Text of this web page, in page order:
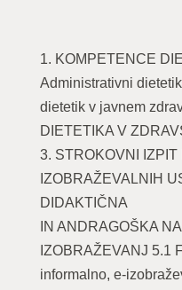
1. KOMPETENCE
Administrativni
dietetik v javnem
DIETETIKA V
3. STROKOVNI
IZOBRAŽEVALNIH
DIDAKTIČNA
IN ANDRAGOŠKA
IZOBRAŽEVANJ 5.1
informalno, e-